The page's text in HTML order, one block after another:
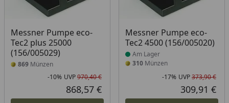
Messner Pumpe eco-
Tec2 plus 25000
(156/005029)
869 Münzen
Rabatt in Prozent
-10%
Ursprünglicher Preis
UVP970,40 €
Aktueller Preis
868,57 €
Messner Pumpe eco-
Tec2 4500 (156/005020)
Produkt am Lager
Am Lager
310Münzen
-17% UVP373,90 €
309,91 €